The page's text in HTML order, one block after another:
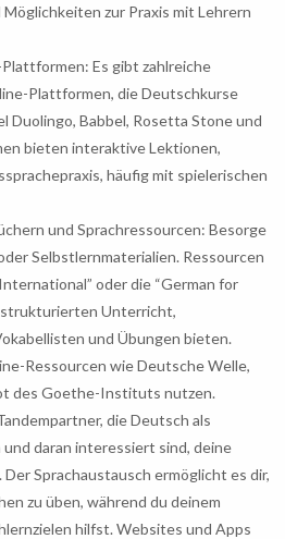
zur Praxis mit Lehrern
Es gibt zahlreiche
Plattformen, die Deutschkurse
Duolingo, Babbel, Rosetta Stone und
bieten interaktive Lektionen,
häufig mit spielerischen
und Sprachressourcen: Besorge
Selbstlernmaterialien. Ressourcen
oder die “German for
strukturierten Unterricht,
und Übungen bieten.
Ressourcen wie Deutsche Welle,
des Goethe-Instituts nutzen.
die Deutsch als
daran interessiert sind, deine
Sprachaustausch ermöglicht es dir,
zu üben, während du deinem
hilfst. Websites und Apps